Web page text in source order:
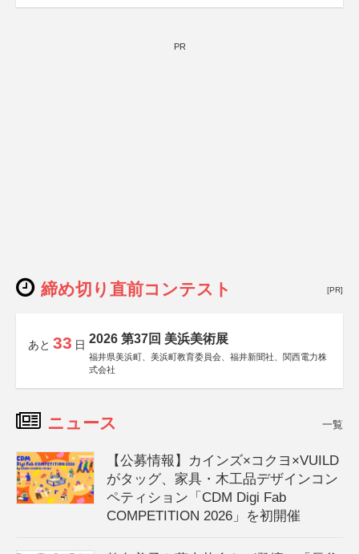
PR
締め切り直前コンテスト [PR]
あと 33 日 2026 第37回 美浜美術展
福井県美浜町、美浜町教育委員会、福井新聞社、関西電力株
式会社
ニュース 一覧
【公募情報】カインズ×コクヨ×VUILD
がタッグ、家具・木工品デザインコン
ペティション「CDM Digi Fab
COMPETITION 2026」を初開催